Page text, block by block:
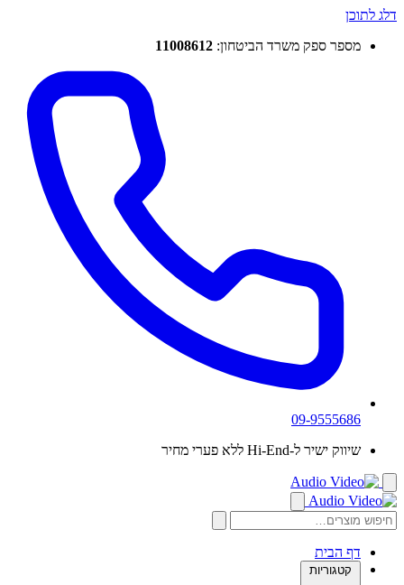
דלג לתוכן
מספר ספק משרד הביטחון: 11008612
09-9555686
שיווק ישיר ל-Hi-End ללא פערי מחיר
דף הבית
קטגוריות